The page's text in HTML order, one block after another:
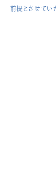
前提とさせてい